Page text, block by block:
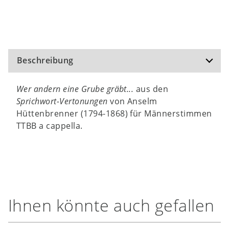
Beschreibung
Wer andern eine Grube gräbt... aus den
Sprichwort-Vertonungen von Anselm
Hüttenbrenner (1794-1868) für Männerstimmen
TTBB a cappella.
Ihnen könnte auch gefallen